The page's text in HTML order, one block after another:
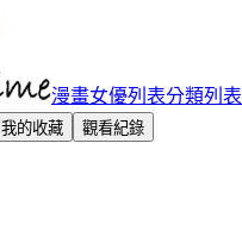
漫畫女優列表分類列表
我的收藏
觀看紀錄